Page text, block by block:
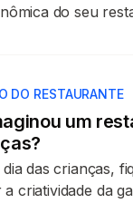
do seu
DO RESTAURANTE
um
dia das crianças,
a criatividade da